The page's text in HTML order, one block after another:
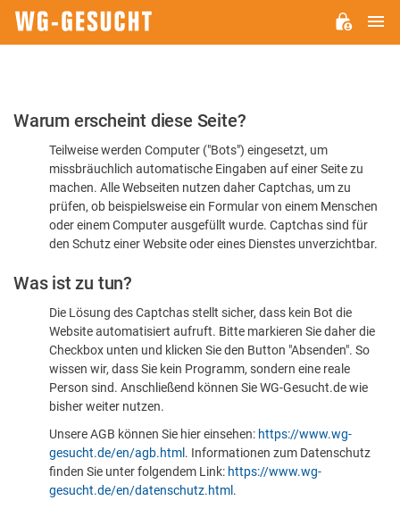
Bitte
dass
sind
Warum erscheint diese Seite?
Teilweise werden Computer ("Bots") eingesetzt, um
missbräuchlich automatische Eingaben auf einer Seite zu
machen. Alle Webseiten nutzen daher Captchas, um zu
prüfen, ob beispielsweise ein Formular von einem Menschen
oder einem Computer ausgefüllt wurde. Captchas sind für
den Schutz einer Website oder eines Dienstes unverzichtbar.
Was ist zu tun?
Die Lösung des Captchas stellt sicher, dass kein Bot die
Website automatisiert aufruft. Bitte markieren Sie daher die
Checkbox unten und klicken Sie den Button "Absenden". So
wissen wir, dass Sie kein Programm, sondern eine reale
Person sind. Anschließend können Sie WG-Gesucht.de wie
bisher weiter nutzen.
Unsere AGB können Sie hier einsehen: https://www.wg-
gesucht.de/en/agb.html . Informationen zum Datenschutz
finden Sie unter folgendem Link: https://www.wg-
gesucht.de/en/datenschutz.html .